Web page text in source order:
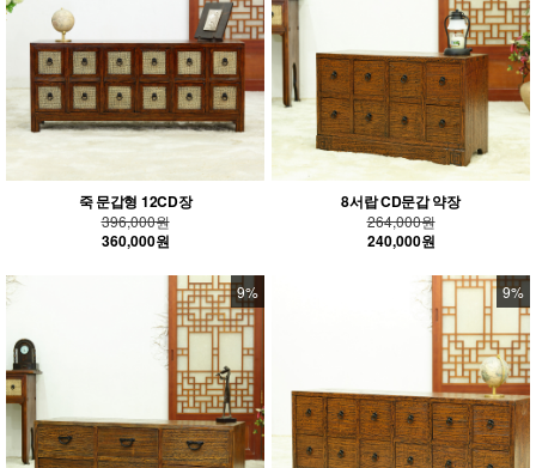
죽 문갑형 12CD장
396,000원
360,000원
8서랍 CD문갑 약장
264,000원
240,000원
9% 9%